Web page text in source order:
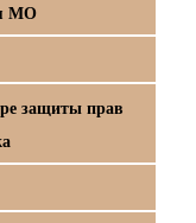
МО
защиты прав